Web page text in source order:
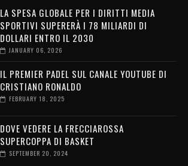
LA SPESA GLOBALE PER I DIRITTI MEDIA
SPORTIVI SUPERERÀ I 78 MILIARDI DI
DOLLARI ENTRO IL 2030
JANUARY 06, 2026
IL PREMIER PADEL SUL CANALE YOUTUBE DI
CRISTIANO RONALDO
FEBRUARY 18, 2025
DOVE VEDERE LA FRECCIAROSSA
SUPERCOPPA DI BASKET
SEPTEMBER 20, 2024